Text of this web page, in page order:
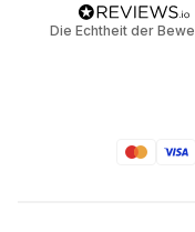
Die Echtheit der